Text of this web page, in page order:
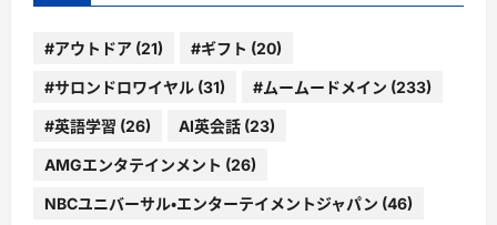
#アウトドア (21) #ギフト (20)
#サロンドロワイヤル (31) #ムームードメイン (233)
#英語学習 (26) AI英会話 (23)
AMGエンタテインメント (26)
NBCユニバーサル・エンターテイメントジャパン (46)